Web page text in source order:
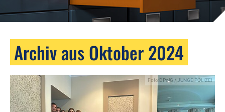
Archiv aus Oktober 2024
Foto:DPolG / JUNGE POLIZEI